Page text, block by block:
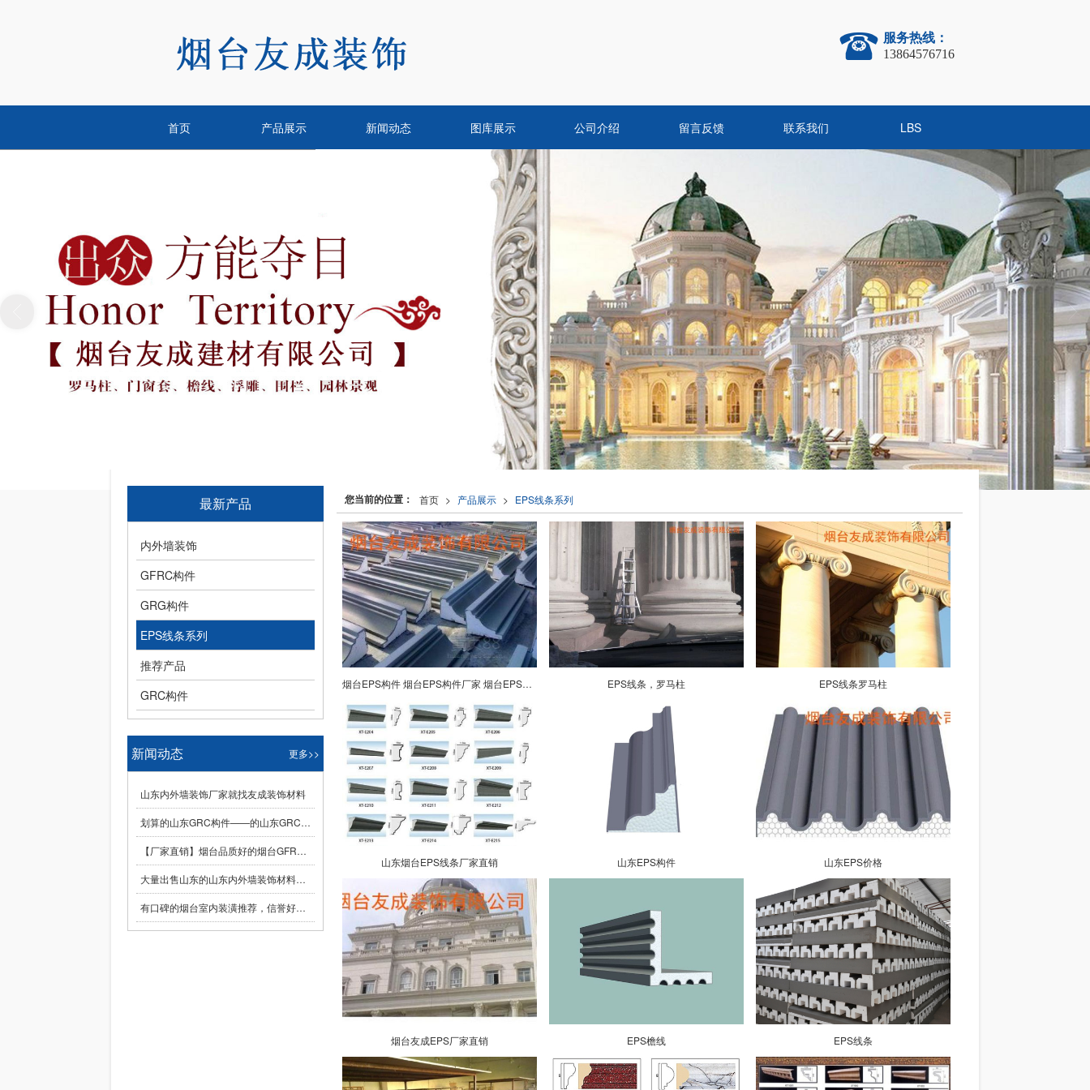
服务热线：
13864576716
首页 产品展示 新闻动态 图库展示 公司介绍 留言反馈 联系我们 LBS
您当前的位置： 首页 > 产品展示 > EPS线条系列
烟台EPS构件 烟台EPS构件厂家 烟台EPS构件哪家好 EPS线条，罗马柱 EPS线条罗马柱
山东烟台EPS线条厂家直销 山东EPS构件 山东EPS价格
烟台友成EPS厂家直销 EPS檐线 EPS线条
最新产品
内外墙装饰
GFRC构件
GRG构件
EPS线条系列
推荐产品
GRC构件
新闻动态 更多>>
山东内外墙装饰厂家就找友成装饰材料
划算的山东GRC构件——的山东GRC构件
【厂家直销】烟台品质好的烟台GFRC构件——报价合理的烟台GFRC构件
大量出售山东的山东内外墙装饰材料——实惠的山东内外墙装饰材料
有口碑的烟台室内装潢推荐，信誉好的烟台室内装潢